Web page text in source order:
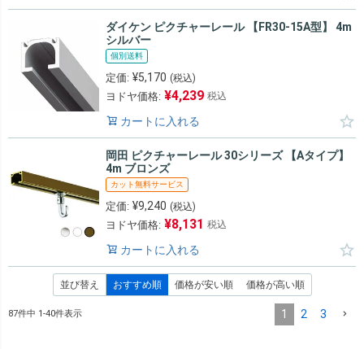
ダイケン ピクチャーレール 【FR30-15A型】 4m
シルバー
個別送料
定価: ¥5,170 (税込)
ヨドヤ価格: ¥4,239 税込
カートに入れる
岡田 ピクチャーレール 30シリーズ 【Aタイプ】
4m ブロンズ
カット無料サービス
定価: ¥9,240 (税込)
ヨドヤ価格: ¥8,131 税込
カートに入れる
並び替え おすすめ順 価格が安い順 価格が高い順
87件中 1-40件表示 1 2 3